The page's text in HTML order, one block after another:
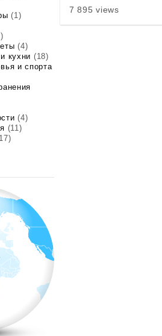
(1)
(4)
кухни (18)
и спорта
(4)
(11)
7 895 views